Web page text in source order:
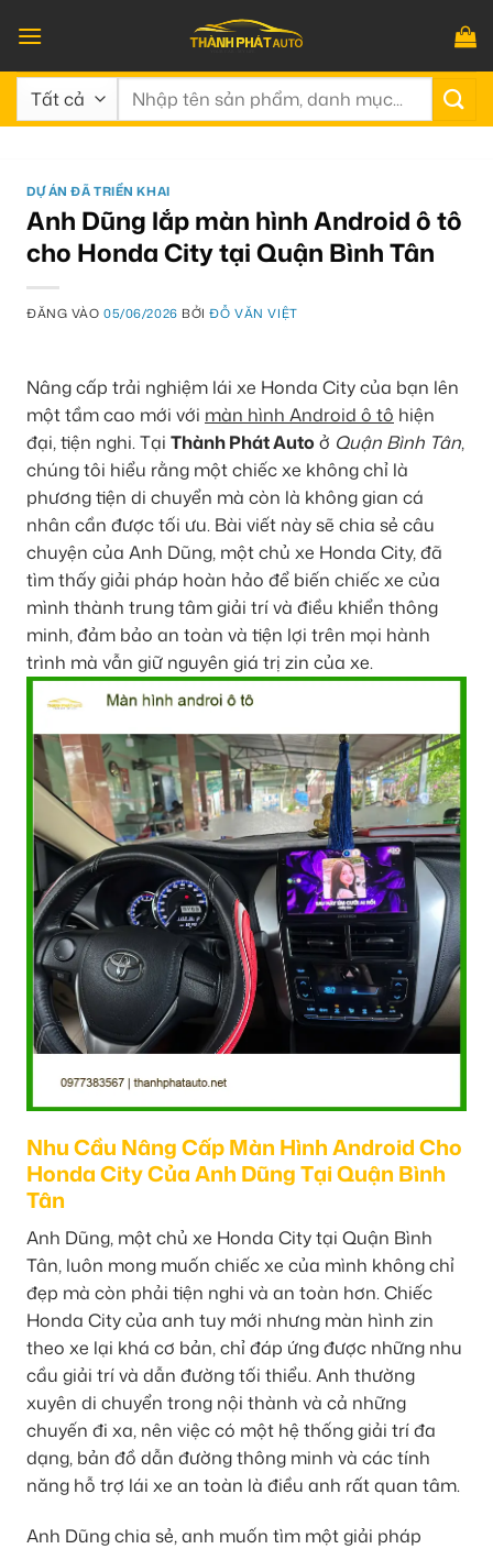
qua
nội
dung
Tìm
DỰ ÁN ĐÃ TRIỂN KHAI
Anh Dũng lắp màn hình Android ô tô
cho Honda City tại Quận Bình Tân
ĐĂNG VÀO05/06/2026 BỞIĐỖ VĂN VIỆT
Nâng cấp trải nghiệm lái xe Honda City của bạn lên
một tầm cao mới với màn hình Android ô tô hiện
đại, tiện nghi. Tại Thành Phát Auto ở Quận Bình Tân,
chúng tôi hiểu rằng một chiếc xe không chỉ là
phương tiện di chuyển mà còn là không gian cá
nhân cần được tối ưu. Bài viết này sẽ chia sẻ câu
chuyện của Anh Dũng, một chủ xe Honda City, đã
tìm thấy giải pháp hoàn hảo để biến chiếc xe của
mình thành trung tâm giải trí và điều khiển thông
minh, đảm bảo an toàn và tiện lợi trên mọi hành
trình mà vẫn giữ nguyên giá trị zin của xe.
Nhu Cầu Nâng Cấp Màn Hình Android Cho
Honda City Của Anh Dũng Tại Quận Bình
Tân
Anh Dũng, một chủ xe Honda City tại Quận Bình
Tân, luôn mong muốn chiếc xe của mình không chỉ
đẹp mà còn phải tiện nghi và an toàn hơn. Chiếc
Honda City của anh tuy mới nhưng màn hình zin
theo xe lại khá cơ bản, chỉ đáp ứng được những nhu
cầu giải trí và dẫn đường tối thiểu. Anh thường
xuyên di chuyển trong nội thành và cả những
chuyến đi xa, nên việc có một hệ thống giải trí đa
dạng, bản đồ dẫn đường thông minh và các tính
năng hỗ trợ lái xe an toàn là điều anh rất quan tâm.
Anh Dũng chia sẻ, anh muốn tìm một giải pháp